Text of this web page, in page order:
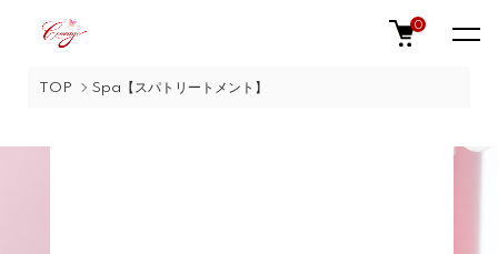
0
TOP Spa【スパトリートメント】